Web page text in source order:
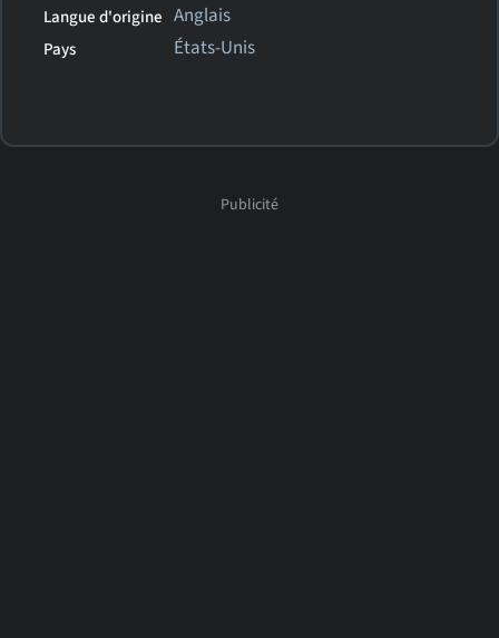
Langue d'origine Anglais
Pays États-Unis